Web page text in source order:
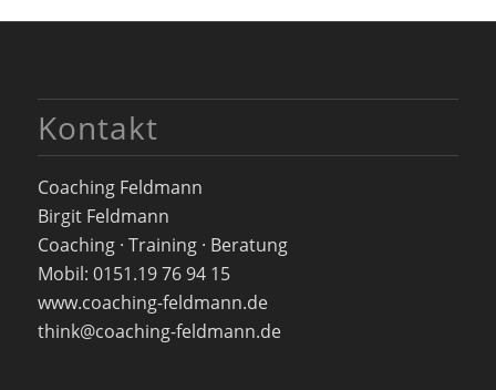
Kontakt
Coaching Feldmann
Birgit Feldmann
Coaching · Training · Beratung
Mobil: 0151.19 76 94 15
www.coaching-feldmann.de
think@coaching-feldmann.de